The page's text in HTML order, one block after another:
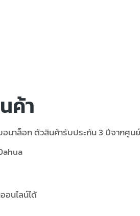
ค้า
าล็อก ตัวสินค้ารับประกัน 3 ปีจากศูน
อนไลน์ได้